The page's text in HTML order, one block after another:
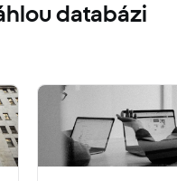
databázi